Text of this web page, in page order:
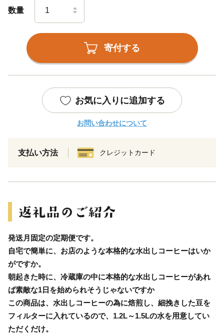
数量
寄付する
お気に入りに追加する
お問い合わせについて
支払い方法 クレジットカード
発送月固定の定期便です。
自宅で簡単に、お店のような本格的な水出しコーヒーはいか
がですか。
朝起きた時に、冷蔵庫の中に本格的な水出しコーヒーがあれ
ば素敵な1日を始められそうじゃないですか
この商品は、水出しコーヒーの為に焙煎し、細挽きした豆を
フィルターに入れているので、1.2L～1.5Lの水を用意してい
ただくだけ。